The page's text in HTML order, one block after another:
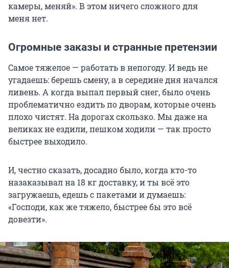
камеры, меняй». В этом ничего сложного для
меня нет.
Огромные заказы и странные претензии
Самое тяжелое — работать в непогоду. И ведь не
угадаешь: берешь смену, а в середине дня начался
ливень. А когда выпал первый снег, было очень
проблематично ездить по дворам, которые очень
плохо чистят. На дорогах скользко. Мы даже на
великах не ездили, пешком ходили — так просто
быстрее выходило.
И, честно сказать, досадно было, когда кто-то
назаказывал на 18 кг доставку, и ты всё это
загружаешь, едешь с пакетами и думаешь:
«Господи, как же тяжело, быстрее бы это всё
довезти».